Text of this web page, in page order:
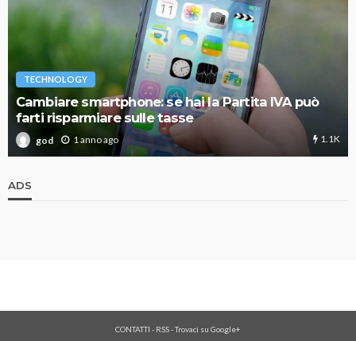
TECHNOLOGY
Cambiare smartphone: se hai la Partita IVA può
farti risparmiare sulle tasse
god 1 anno ago 1.1K
ADS
CONTATTI - RSS-Trovaci su Google+